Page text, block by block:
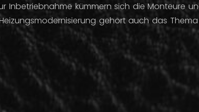
kümmern sich die Monteure
gehört auch das